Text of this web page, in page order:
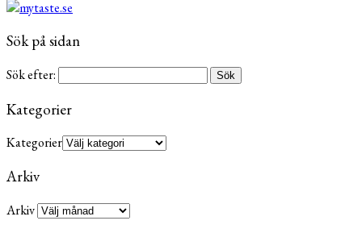
Sök på sidan
Sök efter:
Kategorier
Kategorier
Arkiv
Arkiv